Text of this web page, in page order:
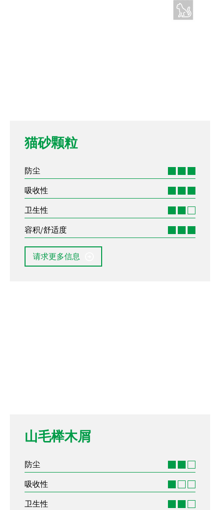
猫砂颗粒
防尘
吸收性
卫生性
容积/舒适度
请求更多信息
山毛榉木屑
防尘
吸收性
卫生性